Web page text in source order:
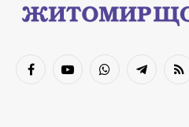
FacebookYouTubeWhatsAppTelegramRSS